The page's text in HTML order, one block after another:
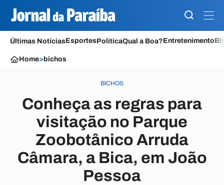
Últimas NotíciasEsportesPolíticaQual a Boa?Entretenimento
Home> bichos
BICHOS
Conheça as regras para
visitação no Parque
Zoobotânico Arruda
Câmara, a Bica, em João
Pessoa